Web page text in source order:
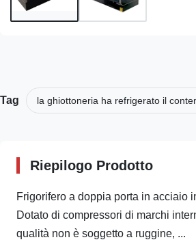
Tag la ghiottoneria ha refrigerato il
Riepilogo Prodotto
Frigorifero a doppia porta in acciaio
Dotato di compressori di marchi
qualità non è soggetto a ruggine, ...